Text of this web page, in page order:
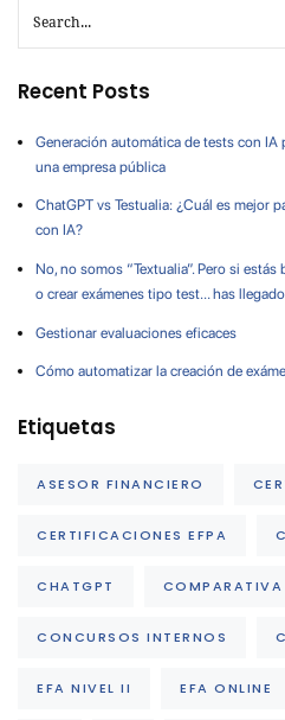
Recent Posts
Generación automática de tests con IA
una empresa pública
ChatGPT vs Testualia: ¿Cuál es mejor
con IA?
No, no somos “Textualia”. Pero si
o crear exámenes tipo test… has
Gestionar evaluaciones eficaces
Cómo automatizar la creación de
Etiquetas
ASESOR FINANCIERO
CERTIFICACIONES EFPA
CHATGPT COMPARATIVA
CONCURSOS INTERNOS
EFA NIVEL II EFA ONLINE